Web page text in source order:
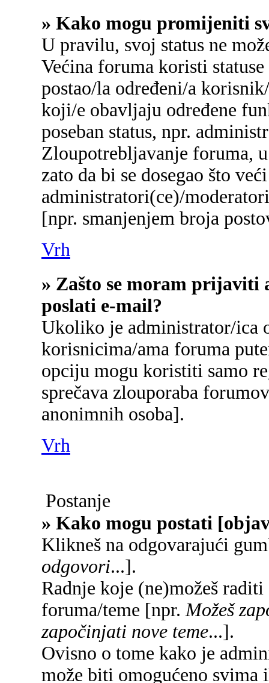
» Kako mogu promijeniti
U pravilu, svoj status ne
Većina foruma koristi
postao/la određeni/a
koji/e obavljaju određene
poseban status, npr.
Zloupotrebljavanje foruma,
zato da bi se dosegao što
administratori(ce)/
[npr. smanjenjem broja
Vrh
» Zašto se moram
poslati e-mail?
Ukoliko je administrator/ica
korisnicima/ama foruma
opciju mogu koristiti samo
sprečava zlouporaba
anonimnih osoba].
Vrh
Postanje
» Kako mogu postati
Klikneš na odgovarajući
odgovori...].
Radnje koje (ne)možeš
foruma/teme [npr.Možeš
započinjati nove teme...].
Ovisno o tome kako je
može biti omogućeno